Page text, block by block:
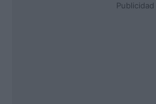
Publicidad